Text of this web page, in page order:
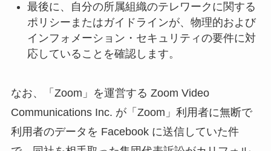
最後に、自分の所属組織のテレワークに関する
ポリシーまたはガイドラインが、物理的および
インフォメーション・セキュリティの要件に対
応していることを確認します。
なお、「Zoom」を運営する Zoom Video
Communications Inc. が「Zoom」利用者に無断で
利用者のデータを Facebook に送信していた件